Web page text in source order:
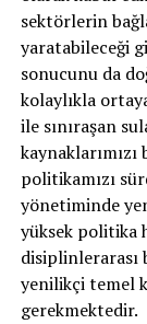
sektörlerin
yaratabileceği
sonucunu da
kolaylıkla
ile sınıraşan
politikamızı
yönetiminde
yüksek politika
disiplinlerarası
yenilikçi temel
gerekmektedir.